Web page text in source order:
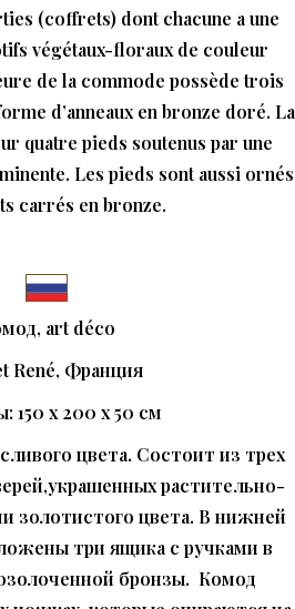
(coffrets) dont chacune a une
végétaux-floraux de couleur
de la commode possède trois
d’anneaux en bronze doré. La
quatre pieds soutenus par une
Les pieds sont aussi ornés
carrés en bronze.
, art déco
René, Франция
150 x 200 x 50 см
цвета. Состоит из трех
растительно-
золотистого цвета. В нижней
три ящика с ручками в
бронзы. Комод